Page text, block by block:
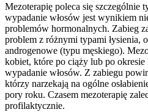
Mezoterapię poleca się szczególnie
wypadanie włosów jest wynikiem
problemów hormonalnych. Zabieg
problem z różnymi typami łysienia,
androgenowe (typu męskiego).
kobiet, które po ciąży lub po
wypadanie włosów. Z zabiegu
którzy narzekają na ogólne
pory roku. Czasem mezoterapię
profilaktycznie.